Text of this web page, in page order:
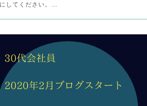
してください。...